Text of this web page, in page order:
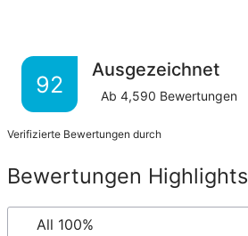
92
Ausgezeichnet
Ab 4,590 Bewertungen
Verifizierte Bewertungen durch
Bewertungen Highlights